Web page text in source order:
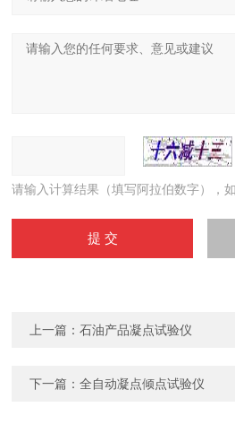
请输入计算结果（填写阿拉伯数字），
上一篇：石油产品凝点试验仪
下一篇：全自动凝点倾点试验仪